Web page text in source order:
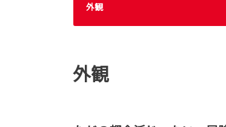
外観
外観